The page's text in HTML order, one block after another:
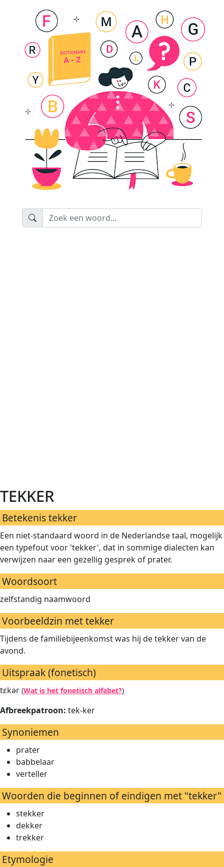
tekker
Betekenis tekker
Een niet-standaard woord in de Nederlandse taal, mogelijk
een typefout voor 'tekker', dat in sommige dialecten kan
verwijzen naar een gezellig gesprek of prater.
Woordsoort
zelfstandig naamwoord
Voorbeeldzin met tekker
Tijdens de familiebijeenkomst was hij de tekker van de
avond.
Uitspraak (fonetisch)
tɛkər (Wat is het fonetisch alfabet?)
Afbreekpatroon: tek-ker
Synoniemen
prater
babbelaar
verteller
Woorden die beginnen of eindigen met "tekker"
stekker
dekker
trekker
Etymologie